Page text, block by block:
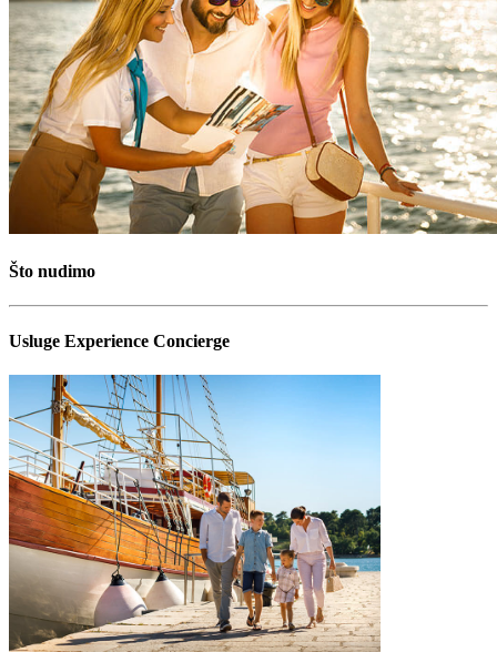
Što nudimo
Usluge Experience Concierge